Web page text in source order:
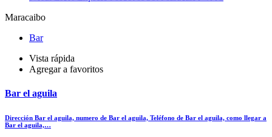
Maracaibo
Bar
Vista rápida
Agregar a favoritos
Bar el aguila
Dirección Bar el aguila, numero de Bar el aguila, Teléfono de Bar el aguila, como llegar a
Bar el aguila,…